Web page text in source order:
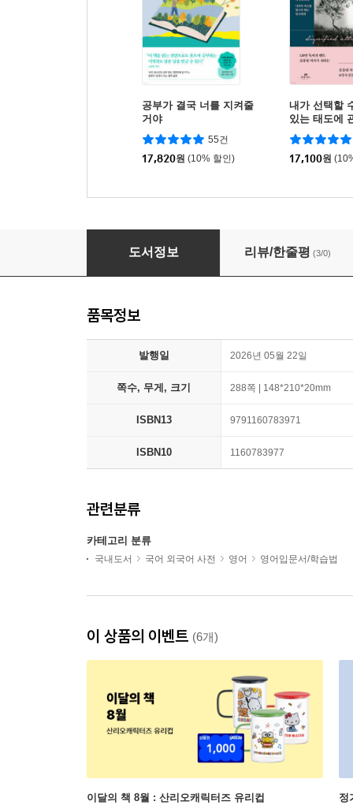
공부가 결국 너를 지켜줄
거야
55건
17,820원 (10% 할인)
내가 선택할
있는 태도에
17,100원
영어! 뭘 대단한 것을 가르친다고?
도서정보 리뷰/한줄평 (3/0)
품목정보
발행일 2026년 05월 22일
쪽수, 무게, 크기 288쪽 | 148*210*20mm
ISBN13 9791160783971
ISBN10 1160783977
관련분류
카테고리 분류
국내도서 국어 외국어 사전 영어 영어입문서/학습법
이 상품의 이벤트 (6개)
이달의 책 8월 : 산리오캐릭터즈 유리컵 정